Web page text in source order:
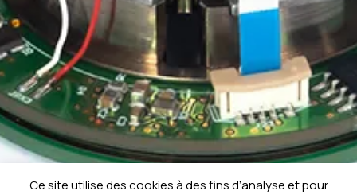
Ce site utilise des cookies à des fins d’analyse et pour